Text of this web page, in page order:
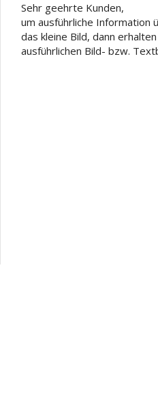
Sehr geehrte Kunden,
um ausführliche Information
das kleine Bild, dann
ausführlichen Bild- bzw.